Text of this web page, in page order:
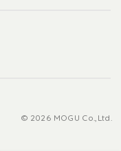
© 2026 MOGU Co.,Ltd.